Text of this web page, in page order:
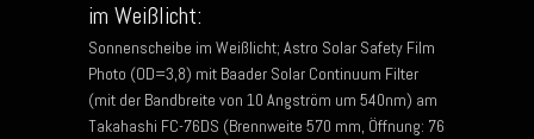
im Weißlicht:
Sonnenscheibe im Weißlicht; Astro Solar Safety Film
Photo (OD=3,8) mit Baader Solar Continuum Filter
(mit der Bandbreite von 10 Angström um 540nm) am
Takahashi FC-76DS (Brennweite 570 mm, Öffnung: 76